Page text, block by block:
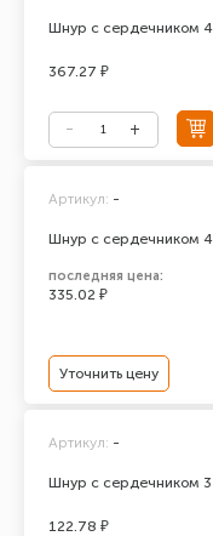
Шнур с сердечником
367.27 ₽
Шнур с сердечником
Артикул: -
последняя цена:
335.02 ₽
Уточнить цену
Шнур с сердечником
Артикул: -
122.78 ₽